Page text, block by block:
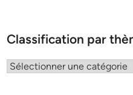
Classification par
Classification